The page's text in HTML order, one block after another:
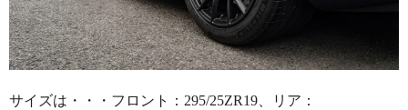
サイズは・・・フロント：295/25ZR19、リア：